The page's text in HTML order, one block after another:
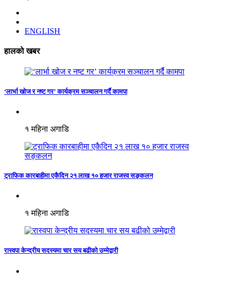
ENGLISH
हालको खबर
‘लार्भा खोज र नष्ट गर’ कार्यक्रम सञ्चालन गर्दै कामपा
१ महिना अगाडि
ट्राफिक कारबाहीमा एकैदिन २१ लाख १० हजार राजस्व सङ्कलन
१ महिना अगाडि
रास्वपा केन्द्रीय सदस्यमा चार सय बढीको उम्मेद्वारी